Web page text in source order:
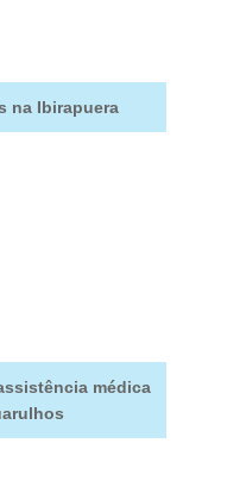
na Ibirapuera
médica